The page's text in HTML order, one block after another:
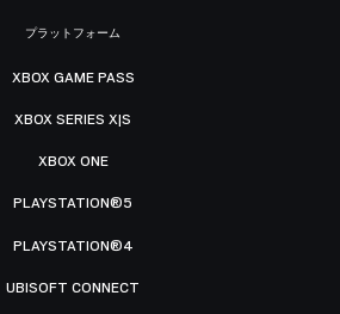
プラットフォーム
XBOX GAME PASS
XBOX SERIES X|S
XBOX ONE
PLAYSTATION®5
PLAYSTATION®4
UBISOFT CONNECT